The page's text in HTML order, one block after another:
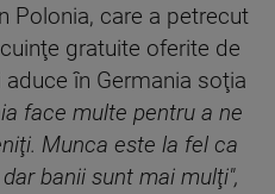
Polonia, care a petrecut
gratuite oferite de
în Germania soţia
face multe pentru a ne
Munca este la fel ca
banii sunt mai mulţi",